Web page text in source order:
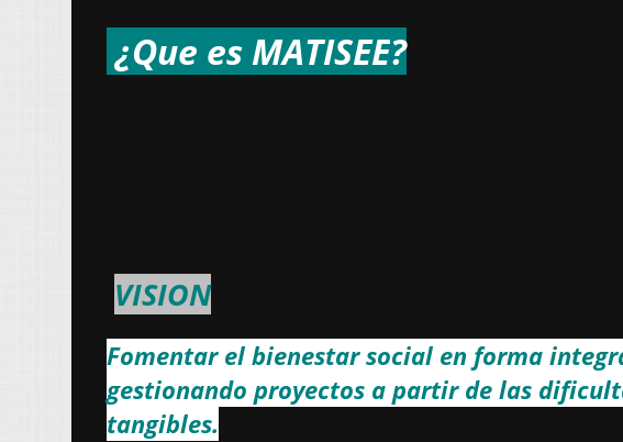
¿Que es MATISEE?
VISION
Fomentar el bienestar social en forma
gestionando proyectos a partir de las
tangibles.